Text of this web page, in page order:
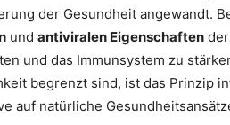
der Gesundheit angewandt.
und antiviralen Eigenschaften
und das Immunsystem zu
begrenzt sind, ist das Prinzip
auf natürliche